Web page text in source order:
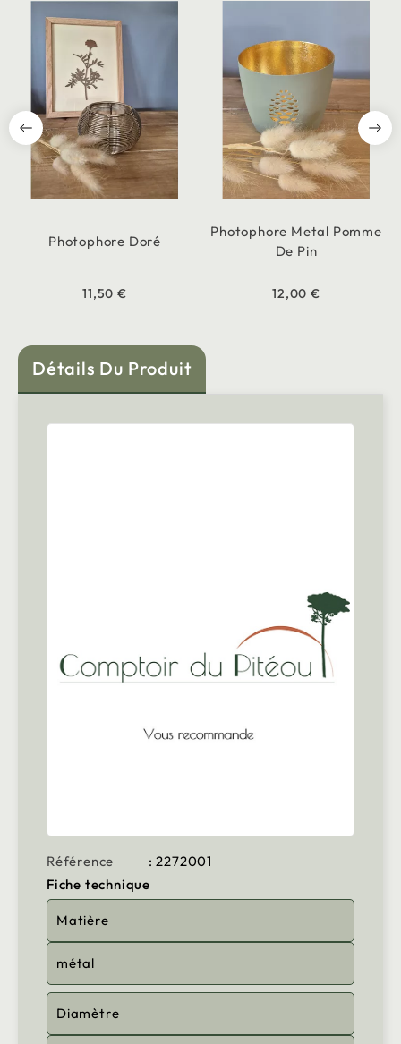
Photophore Doré
11,50 €
Photophore Metal Pomme
De Pin
12,00 €
Détails Du Produit
Référence
: 2272001
Fiche technique
Matière
métal
Diamètre